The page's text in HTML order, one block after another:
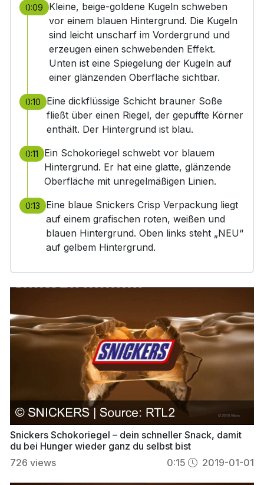
0:09
Kleine, beige-goldene Kugeln schweben
vor einem blauen Hintergrund. Die Kugeln
sind leicht unscharf im Vordergrund und
erzeugen einen schwebenden Effekt.
Unten ist eine Spiegelung der Kugeln auf
einer glänzenden Oberfläche sichtbar.
0:10
Eine dickflüssige Schicht brauner Soße
fließt über einen Riegel, der gepuffte Körner
enthält. Der Hintergrund ist blau.
0:11
Ein Schokoriegel schwebt vor blauem
Hintergrund. Er hat eine glatte, glänzende
Oberfläche mit unregelmäßigen Linien.
0:13
Eine blaue Snickers Crisp Verpackung liegt
auf einem grafischen roten, weißen und
blauen Hintergrund. Oben links steht „NEU“
auf gelbem Hintergrund.
Snickers Schokoriegel – dein schneller Snack, damit
du bei Hunger wieder ganz du selbst bist
726 views 0:15 2019-01-01